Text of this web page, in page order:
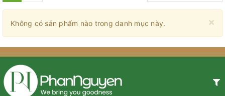
×
Không có sản phẩm nào trong danh mục này.